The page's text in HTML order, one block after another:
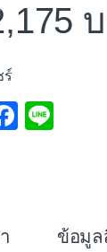
ร์
F
ข้อมู